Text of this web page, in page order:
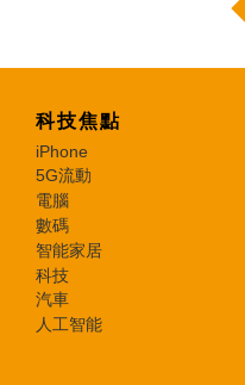
科技焦點
iPhone
5G流動
電腦
數碼
智能家居
科技
汽車
人工智能